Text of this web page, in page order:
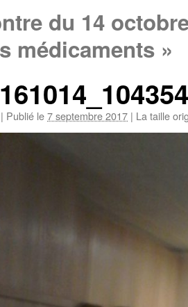
du 14
médicaments »
| Publié le7 septembre 2017 | La taille